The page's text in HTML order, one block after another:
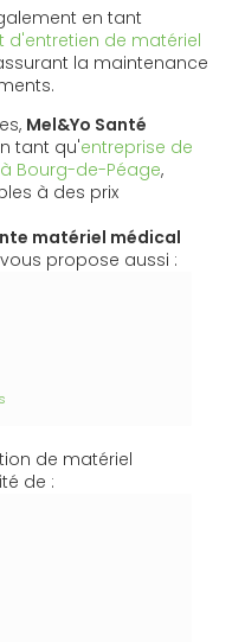
en tant
d'entretien de matériel
la maintenance
Mel&Yo Santé
tant qu'entreprise de
Bourg-de-Péage,
à des prix
matériel médical
vous propose aussi :
de matériel
de :